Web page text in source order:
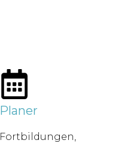
Planer
Fortbildungen,